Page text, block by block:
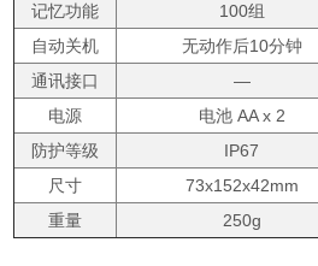
记忆功能
100组
自动关机
无动作后10分钟
通讯接口
—
电源
电池 AA x 2
防护等级
IP67
尺寸
73x152x42mm
重量
250g